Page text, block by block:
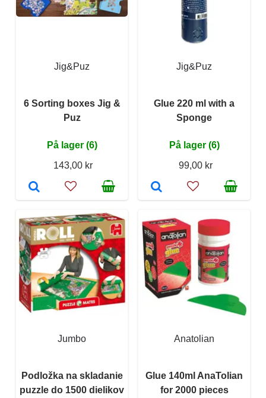
Jig&Puz
6 Sorting boxes Jig &
Puz
På lager (6)
143,00 kr
Jig&Puz
Glue 220 ml with a
Sponge
På lager (6)
99,00 kr
Jumbo
Podložka na skladanie
puzzle do 1500 dielikov
Anatolian
Glue 140ml AnaTolian
for 2000 pieces